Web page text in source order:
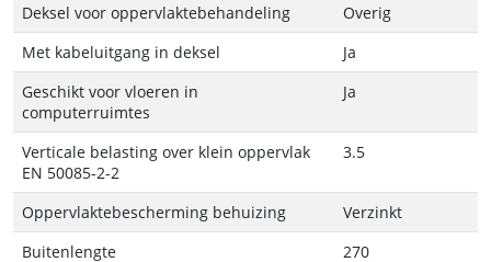
Deksel voor oppervlaktebehandeling
Overig
Met kabeluitgang in deksel
Ja
Geschikt voor vloeren in
computerruimtes
Ja
Verticale belasting over klein oppervlak
EN 50085-2-2
3.5
Oppervlaktebescherming behuizing
Verzinkt
Buitenlengte
270